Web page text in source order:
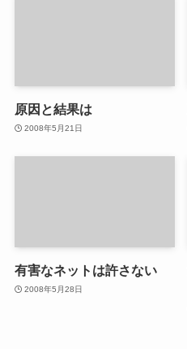
原因と結果は
2008年5月21日
有害なネットは許さない
2008年5月28日